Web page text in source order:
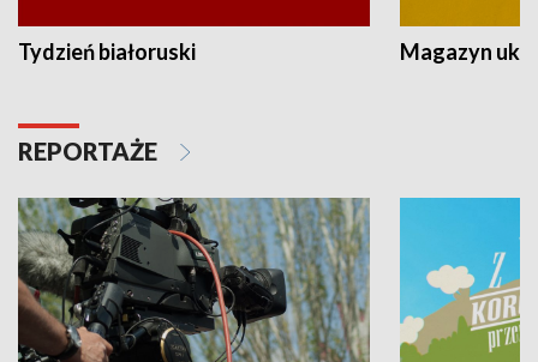
Tydzień białoruski Magazyn
REPORTAŻE